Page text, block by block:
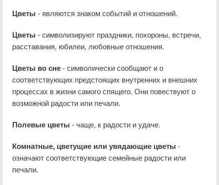
Цветы - являются знаком событий и отношений.
Цветы - символизируют праздники, похороны, встречи,
расставания, юбилеи, любовные отношения.
Цветы во сне- символически сообщают и о
соответствующих предстоящих внутренних и внешних
процессах в жизни самого спящего. Они повествуют о
возможной радости или печали.
Полевые цветы - чаще, к радости и удаче.
Комнатные, цветущие или увядающие цветы -
означают соответствующие семейные радости или
печали.